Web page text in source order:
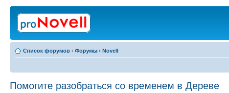
Список форумов ‹ Форумы ‹ Novell
Помогите разобраться со временем в Дереве